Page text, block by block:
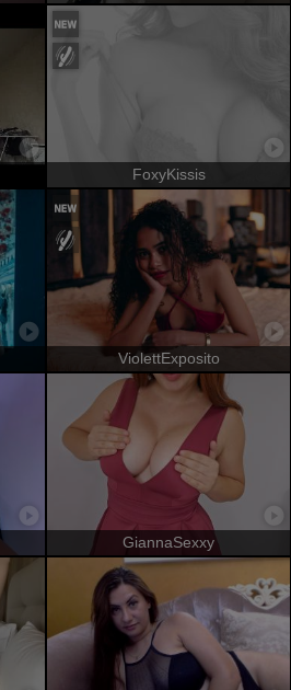
FoxyKissis
ViolettExposito
GiannaSexxy